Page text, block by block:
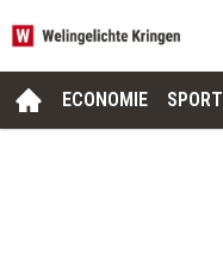
ECONOMIE SPORT